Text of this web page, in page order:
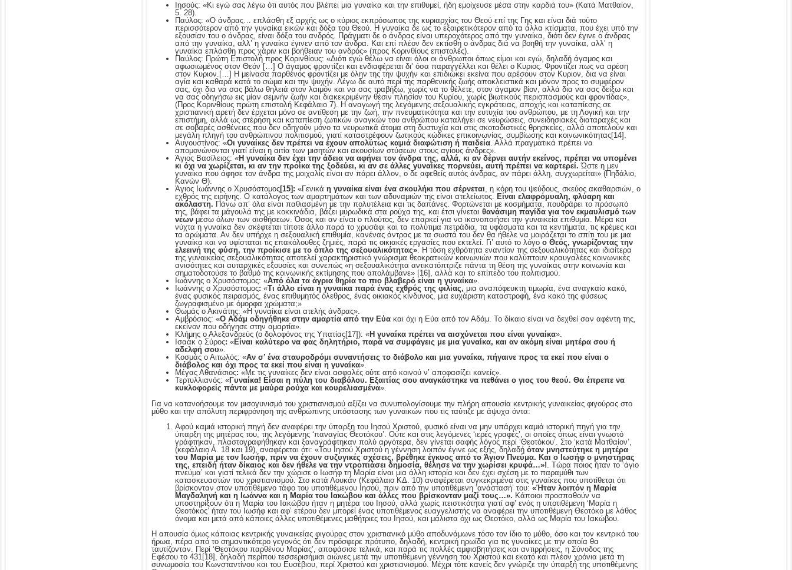
Ιησούς: «Κι εγώ σας λέγω ότι αυτός που βλέπει μια γυναίκα και την επιθυμεί, ήδη εμοίχευσε μέσα στην καρδιά του» (Κατά Ματθαίον,
5. 28).
Παύλος: «Ο άνδρας… επλάσθη εξ αρχής ως ο κύριος εκπρόσωπος της κυριαρχίας του Θεού επί της Γης και είναι διά τούτο
περισσότερον από την γυναίκα εικών και δόξα του Θεού. Η γυναίκα δε ως το εξαιρετικότερον από τα άλλα κτίσματα, που έχει υπό την
εξουσίαν του ο άνδρας, είναι δόξα του ανδρός. Πράγματι δε ο άνδρας είναι υπεροχότερος από την γυναίκα, διότι δεν έγινε ο άνδρας
από την γυναίκα, αλλ’ η γυναίκα έγινεν από τον άνδρα. Και επί πλέον δεν εκτίσθη ο άνδρας διά να βοηθή την γυναίκα, αλλ’ η
γυναίκα επλάσθη προς χάριν και βοήθειαν του ανδρός» (προς Κορινθίους επιστολές).
Παύλος: Πρώτη Επιστολή προς Κορινθίους: «Διότι εγώ θέλω να είναι όλοι οι άνθρωποι όπως είμαι και εγώ, δηλαδή άγαμος και
αφωσιωμένος στον Θεόν […] Ο άγαμος φροντίζει και ενδιαφέρεται δι’ όσα παραγγέλλει και θέλει ο Κυριος. Φροντίζει πως να αρέση
στον Κυριον.[…] Η μείνασα παρθένος φροντίζει με όλην της την ψυχήν και επιδιώκει εκείνα που αρέσουν στον Κυριον, δια να είναι
αγία και καθαρά κατά το σώμα και την ψυχήν. Λέγω δε αυτό περί της παρθενικής ζωής αποκλειστικά και μόνον προς το συμφέρον
σας, όχι δια να σας βάλω θηλειά στον λαιμόν και να σας τραβήξω, χωρίς να το θέλετε, στον άγαμον βίον, αλλά δια να σας δείξω και
να σας οδηγήσω εις μίαν σεμνήν ζωήν και διακεκριμένην θέσιν πλησίον του Κυρίου, χωρίς βιωτικούς περισπασμούς και φροντίδας»,
(Προς Κορινθίους πρώτη επιστολή Κεφάλαιο 7). Η αναγωγή της λεγόμενης σεξουαλικής εγκράτειας, αποχής και καταπίεσης σε
χριστιανική αρετή δεν έρχεται μόνο σε αντίθεση με την ζωή, την πνευματικότητα και την ευτυχία του ανθρώπου, με τη Λογική και την
επιστήμη, αλλά ως στέρηση και καταπίεση ζωτικών αναγκών του ανθρώπου καταλήγει σε νευρώσεις, συνειδησιακές διαταραχές και
σε σοβαρές ασθένειες που δεν οδηγούν μόνο τα νευρωτικά άτομα στη δυστυχία και στις σκοταδιστικές θρησκείες, αλλά αποτελούν και
μεγάλη πληγή του ανθρώπινου πολιτισμού, γιατί καταστρέφουν ζωτικούς κώδικες επικοινωνίας, συμβίωσης και κοινωνικότητας[14].
Αυγουστίνος: «Οι γυναίκες δεν πρέπει να έχουν απολύτως καμιά διαφώτιση ή παιδεία. Αλλά πραγματικά πρέπει να
απομονώνονται γιατί είναι η αιτία των μισητών και ακουσίων στύσεων στους αγίους άνδρες».
Άγιος Βασίλειος: «Η γυναίκα δεν έχει την άδεια να αφήνει τον άνδρα της, αλλά, κι αν δέρνει αυτήν εκείνος, πρέπει να υπομένει
κι όχι να χωρίζεται, κι αν την προίκα της ξοδεύει, κι αν σε άλλες γυναίκες πορνεύει, αυτή πρέπει να καρτερεί. Ώστε η μεν
γυναίκα που άφησε τον άνδρα της μοιχαλίς είναι αν πάρει άλλον, ο δε αφεθείς αυτός άνδρας, αν πάρει άλλη, συγχωρείται» (Πηδάλιο,
Κανών Θ).
Άγιος Ιωάννης ο Χρυσόστομος[15] : «Γενικά η γυναίκα είναι ένα σκουλήκι που σέρνεται, η κόρη του ψεύδους, σκεύος ακαθαρσιών, ο
εχθρός της ειρήνης. Ο κατάλογος των αμαρτημάτων και των αδυναμιών της είναι ατελείωτος. Είναι ελαφρόμυαλη, φλύαρη και
ακόλαστη. Πάνω απ’ όλα είναι παθιασμένη με την πολυτέλεια και τις δαπάνες. Φορτώνεται με κοσμήματα, πουδράρει το πρόσωπό
της, βάφει τα μάγουλά της με κοκκινάδια, βάζει μυρωδικά στα ρούχα της, και έτσι γίνεται θανάσιμη παγίδα για τον εκμαυλισμό των
νέων μέσω όλων των αισθήσεων. Όσος και αν είναι ο πλούτος, δεν επαρκεί για να ικανοποιήσει την γυναικεία επιθυμία. Μέρα και
νύχτα η γυναίκα δεν σκέφτεται τίποτε άλλο παρά το χρυσάφι και τα πολύτιμα πετράδια, τα υφάσματα και τα κεντήματα, τις κρέμες και
τα αρώματα. Αν δεν υπήρχε η σεξουαλική επιθυμία, κανένας άντρας με τα σωστά του δεν θα ήθελε να μοιράζεται το σπίτι του με μια
γυναίκα και να υφίσταται τις επακόλουθες ζημιές, παρά τις οικιακές εργασίες που εκτελεί. Γι’ αυτό το λόγο ο Θεός, γνωρίζοντας την
ελεεινή της φύση, την προίκισε με το όπλο της σεξουαλικότητας». Η τόση εχθρότητα εναντίον της σεξουαλικότητας και ιδιαίτερα
της γυναικείας σεξουαλικότητας αποτελεί χαρακτηριστικό γνώρισμα θεοκρατικών κοινωνιών που καλύπτουν κραυγαλέες κοινωνικές
ανισότητες και αυταρχικές εξουσίες και συνεπώς «η σεξουαλικότητα αντικατόπτριζε πάντα τη θέση της γυναίκας στην κοινωνία και
σηματοδοτούσε το βαθμό της κοινωνικής εκτίμησης που απολάμβανε» [16], αλλά και το επίπεδο του πολιτισμού.
Ιωάννης ο Χρυσόστομος: «Από όλα τα άγρια θηρία το πιο βλαβερό είναι η γυναίκα».
Ιωάννης ο Χρυσόστομος: «Τι άλλο είναι η γυναίκα παρά ένας εχθρός της φιλίας, μια αναπόφευκτη τιμωρία, ένα αναγκαίο κακό,
ένας φυσικός πειρασμός, ένας επιθυμητός όλεθρος, ένας οικιακός κίνδυνος, μια ευχάριστη καταστροφή, ένα κακό της φύσεως
ζωγραφισμένο με όμορφα χρώματα;»
Θωμάς ο Ακινάτης: «Η γυναίκα είναι ατελής άνδρας».
Αμβρόσιος: «Ο Αδάμ οδηγήθηκε στην αμαρτία από την Εύα και όχι η Εύα από τον Αδάμ. Το δίκαιο είναι να δεχθεί σαν αφέντη της,
εκείνον που οδήγησε στην αμαρτία».
Κλήμης ο Αλεξανδρεύς (ο δολοφόνος της Υπατίας[17]): «Η γυναίκα πρέπει να αισχύνεται που είναι γυναίκα».
Ισαάκ ο Σύρος: «Είναι καλύτερο να φας δηλητήριο, παρά να συμφάγεις με μια γυναίκα, και αν ακόμη είναι μητέρα σου ή
αδελφή σου».
Κοσμάς ο Αιτωλός: «Αν σ’ ένα σταυροδρόμι συναντήσεις το διάβολο και μια γυναίκα, πήγαινε προς τα εκεί που είναι ο
διάβολος και όχι προς τα εκεί που είναι η γυναίκα».
Μέγας Αθανάσιος: «Με τις γυναίκες δεν είναι ασφαλές ούτε από κοινού ν’ αποφασίζει κανείς».
Τερτυλλιανός: «Γυναίκα! Είσαι η πύλη του διαβόλου. Εξαιτίας σου αναγκάστηκε να πεθάνει ο γιος του θεού. Θα έπρεπε να
κυκλοφορείς πάντα με μαύρα ρούχα και κουρελιασμένα».
Για να κατανοήσουμε τον μισογυνισμό του χριστιανισμού αξίζει να συνυπολογίσουμε την πλήρη απουσία κεντρικής γυναικείας φιγούρας στο
μύθο και την απόλυτη περιφρόνηση της ανθρώπινης υπόστασης των γυναικών που τις ταύτιζε με άψυχα όντα:
Αφού καμιά ιστορική πηγή δεν αναφέρει την ύπαρξη του Ιησού Χριστού, φυσικό είναι να μην υπάρχει καμιά ιστορική πηγή για την
ύπαρξη της μητέρας του, της λεγόμενης ‘παναγίας Θεοτόκου’. Ούτε και στις λεγόμενες ‘ιερές γραφές’, οι οποίες όπως είναι γνωστό
γράφτηκαν, πλαστογραφήθηκαν και ξαναγράφτηκαν πολύ αργότερα, δεν γίνεται σαφής λόγος περί ‘Θεοτόκου’. Στο ‘κατά Ματθαίον’,
(κεφάλαιο Α. 18 και 19), αναφέρεται ότι: «Του Ιησού Χριστού η γέννηση λοιπόν έγινε ως εξής, δηλαδή όταν μνηστεύτηκε η μητέρα
του Μαρία με τον Ιωσήφ, πριν να έχουν συζυγικές σχέσεις, βρέθηκε έγκυος από το Άγιον Πνεύμα. Και ο Ιωσήφ ο μνηστήρας
της, επειδή ήταν δίκαιος και δεν ήθελε να την ντροπιάσει δημοσία, θέλησε να την χωρίσει κρυφά…»! . Τώρα ποιος ήταν το ‘άγιο
πνεύμα’ και γιατί τελικά δεν την χώρισε ο Ιωσήφ τη Μαρία είναι μια άλλη ιστορία και δεν έχει σχέση με το παραμύθι των
κατασκευαστών του χριστιανισμού. Στο κατά Λουκάν (Κεφάλαιο ΚΔ. 10) αναφέρεται συγκεκριμένα στις γυναίκες που υποτίθεται ότι
βρίσκονταν στον υποτιθέμενο τάφο του υποτιθέμενου Ιησού, πριν από την υποτιθέμενη ‘ανάστασή’ του: «Ήταν λοιπόν η Μαρία
Μαγδαληνή και η Ιωάννα και η Μαρία του Ιακώβου και άλλες που βρίσκονταν μαζί τους…». Κάποιοι προσπαθούν να
υποστηρίξουν ότι η Μαρία του Ιακώβου ήταν η μητέρα του Ιησού, αλλά χωρίς πειστικότητα γιατί αφ’ ενός η υποτιθέμενη ‘Μαρία η
Θεοτόκος’ ήταν του Ιωσήφ και αφ’ ετέρου δεν μπορεί ένας υποτιθέμενος ευαγγελιστής να αναφέρει την υποτιθέμενη Θεοτόκο με λάθος
όνομα και μετά από κάποιες άλλες υποτιθέμενες μαθήτριες του Ιησού, και μάλιστα όχι ως Θεοτόκο, αλλά ως Μαρία του Ιακώβου.
Η απουσία όμως κάποιας κεντρικής γυναικείας φιγούρας στον χριστιανικό μύθο αποδυνάμωνε τόσο τον ίδιο το μύθο, όσο και τον κεντρικό του
ήρωα, πέρα από το σημαντικότερο γεγονός ότι δεν πρόσφερε πρότυπο, δηλαδή, κεντρική ηρωίδα για τις γυναίκες με την οποία θα
ταυτίζονταν. Περί ‘Θεοτόκου παρθένου Μαρίας’, αποφάσισε τελικά, και παρά τις πολλές αμφισβητήσεις και αντιρρήσεις, η Σύνοδος της
Εφέσου το 431[18], δηλαδή περίπου τεσσερισήμισι αιώνες μετά την υποτιθέμενη γέννηση του Χριστού και εκατό και πλέον χρόνια μετά τη
συνωμοσία του Κωνσταντίνου και του Ευσέβιου, περί Χριστού και χριστιανισμού. Μέχρι τότε κανείς δεν γνώριζε την ύπαρξή της υποτιθέμενης